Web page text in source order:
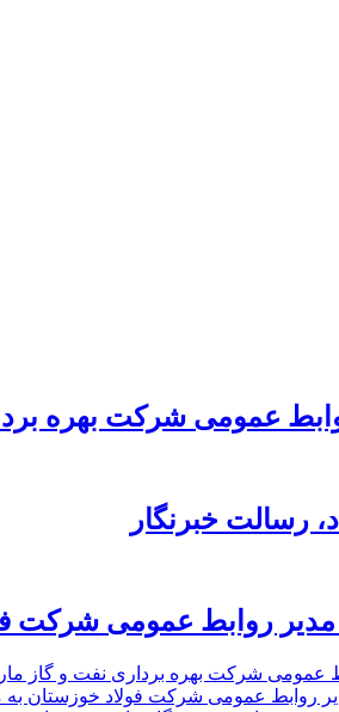
عمومی شرکت بهره
رسالت خبرنگار
روابط عمومی شرکت
عمومی شرکت بهره برداری نفت و گاز
روابط عمومی شرکت فولاد خوزستان به